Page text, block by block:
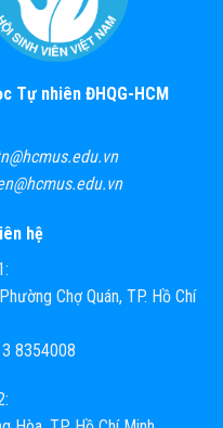
Tự nhiên ĐHQG-HCM
hệ
Chợ Quán, TP. Hồ Chí
8354008